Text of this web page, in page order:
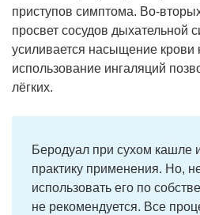
приступов симптома. Во-
просвет сосудов дыхательной
усиливается насыщение крови
использование ингаляций
лёгких.
Беродуал при сухом кашле
практику применения. Но,
использовать его по
не рекомендуется. Все